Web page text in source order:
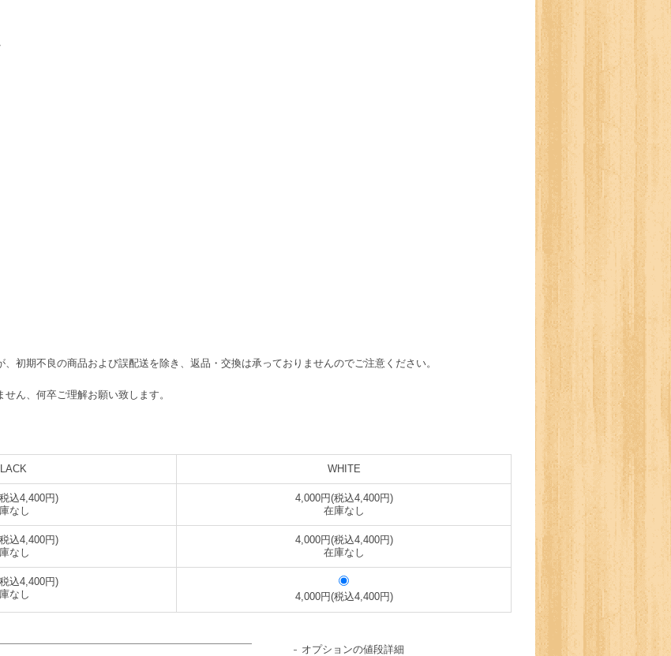
初期不良の商品および誤配送を除き、返品・交換は承っておりませんのでご注意ください。
ん、何卒ご理解お願い致します。
WHITE
込4,400円)
なし
4,000円(税込4,400円)
在庫なし
込4,400円)
なし
4,000円(税込4,400円)
在庫なし
込4,400円)
なし
4,000円(税込4,400円)
オプションの値段詳細